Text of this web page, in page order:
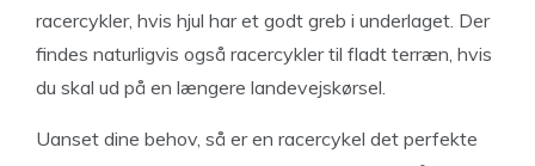
racercykler, hvis hjul har et godt greb i underlaget. Der
findes naturligvis også racercykler til fladt terræn, hvis
du skal ud på en længere landevejskørsel.
Uanset dine behov, så er en racercykel det perfekte